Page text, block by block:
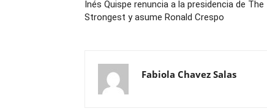
Inés Quispe renuncia a la presidencia de The
Strongest y asume Ronald Crespo
Fabiola Chavez Salas